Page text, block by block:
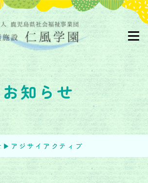
お知らせ
▶︎ アジサイアクティブ